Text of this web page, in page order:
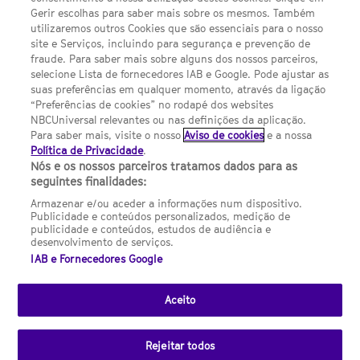
Termos E Condições
FILMES
UMA DIVISÃO DA NBCUNIVERSAL
Contact us by email: contact.SYFYPortugal@ncbuni.com
NBC Universal Global Networks España S.L.U. is wholly owned
by Universal Studios International BV
NBC Universal Global Networks, S.L.U. Paseo de la Castellana,
95. Planta 10 Edificio Torre Europa 28046 Madrid B-82227893
SYFY Portugal is subject to Spanish jurisdiction and regulated
(CNMC).
Channel
SCI FI Slovenija SCI FI Србија SYFY España SYFY France
SYFY
Portugal
SYFY USA
Gerir escolhas para saber mais sobre os mesmos. Também
utilizaremos outros Cookies que são essenciais para o nosso
site e Serviços, incluindo para segurança e prevenção de
fraude. Para saber mais sobre alguns dos nossos parceiros,
selecione Lista de fornecedores IAB e Google. Pode ajustar as
suas preferências em qualquer momento, através da ligação
“Preferências de cookies” no rodapé dos websites
NBCUniversal relevantes ou nas definições da aplicação.
Para saber mais, visite o nossoAviso de cookies e a nossa
Política de Privacidade.
Nós e os nossos parceiros tratamos dados para as
seguintes finalidades:
Armazenar e/ou aceder a informações num dispositivo.
Publicidade e conteúdos personalizados, medição de
publicidade e conteúdos, estudos de audiência e
desenvolvimento de serviços.
IAB e Fornecedores Google
Aceito
Rejeitar todos